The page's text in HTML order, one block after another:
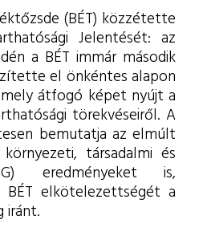
(BÉT) közzétette
Jelentését: az
a BÉT immár második
el önkéntes alapon
átfogó képet nyújt a
törekvéseiről. A
bemutatja az elmúlt
társadalmi és
eredményeket is,
BÉT elkötelezettségét a
iránt.